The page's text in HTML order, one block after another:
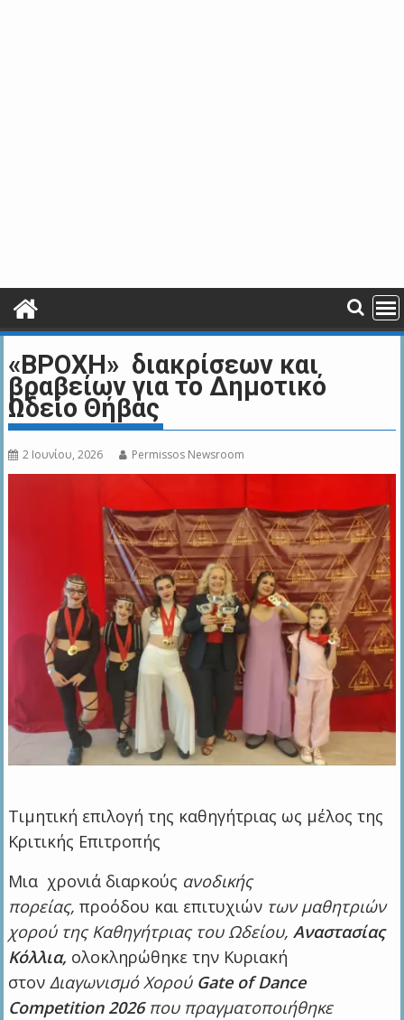
«ΒΡΟΧΗ» διακρίσεων και
βραβείων για το Δημοτικό
Ωδείο Θήβας
2 Ιουνίου, 2026 Permissos Newsroom
Τιμητική επιλογή της καθηγήτριας ως μέλος της
Κριτικής Επιτροπής
Μια χρονιά διαρκούς ανοδικής
πορείας,προόδου και επιτυχιών των μαθητριών
χορού της Καθηγήτριας του Ωδείου,Αναστασίας
Κόλλια, ολοκληρώθηκε την Κυριακή
στονΔιαγωνισμό Χορού Gate of Dance
Competition2026 που πραγματοποιήθηκε